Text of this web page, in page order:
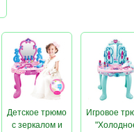
Детское трюмо
с зеркалом и
Игровое